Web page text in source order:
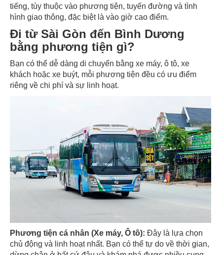
tiếng, tùy thuộc vào phương tiện, tuyến đường và tình
hình giao thông, đặc biệt là vào giờ cao điểm.
Đi từ Sài Gòn đến Bình Dương
bằng phương tiện gì?
Bạn có thể dễ dàng di chuyển bằng xe máy, ô tô, xe
khách hoặc xe buýt, mỗi phương tiện đều có ưu điểm
riêng về chi phí và sự linh hoạt.
Phương tiện cá nhân (Xe máy, Ô tô): Đây là lựa chọn
chủ động và linh hoạt nhất. Bạn có thể tự do về thời gian,